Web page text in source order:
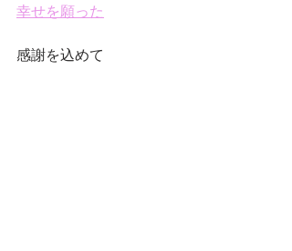
幸せを願った
感謝を込めて